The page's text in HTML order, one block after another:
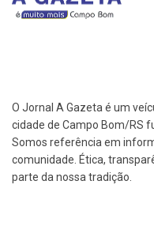
O Jornal A Gazeta é um
cidade de Campo Bom/RS
Somos referência em
comunidade. Ética,
parte da nossa tradição.